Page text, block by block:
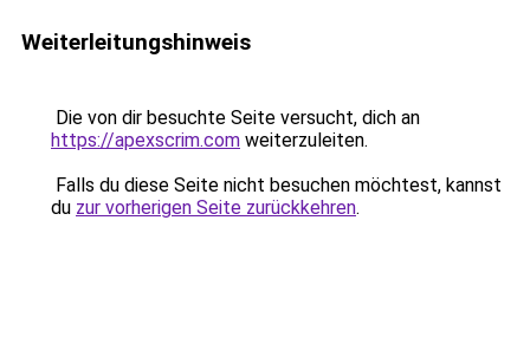
Weiterleitungshinweis
Die von dir besuchte Seite versucht, dich an
https://apexscrim.com weiterzuleiten.
Falls du diese Seite nicht besuchen möchtest, kannst
du zur vorherigen Seite zurückkehren.